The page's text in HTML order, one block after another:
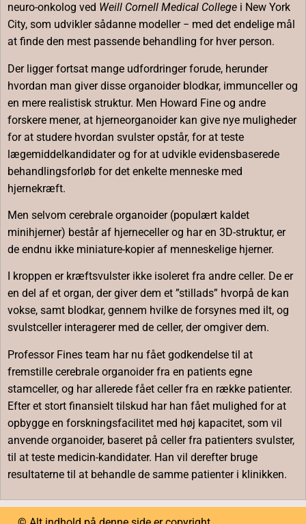
neuro-onkolog ved Weill Cornell Medical College i New York
City, som udvikler sådanne modeller − med det endelige mål
at finde den mest passende behandling for hver person.
Der ligger fortsat mange udfordringer forude, herunder
hvordan man giver disse organoider blodkar, immunceller og
en mere realistisk struktur. Men Howard Fine og andre
forskere mener, at hjerneorganoider kan give nye muligheder
for at studere hvordan svulster opstår, for at teste
lægemiddelkandidater og for at udvikle evidensbaserede
behandlingsforløb for det enkelte menneske med
hjernekræft.
Men selvom cerebrale organoider (populært kaldet
minihjerner) består af hjerneceller og har en 3D-struktur, er
de endnu ikke miniature-kopier af menneskelige hjerner.
I kroppen er kræftsvulster ikke isoleret fra andre celler. De er
en del af et organ, der giver dem et ”stillads” hvorpå de kan
vokse, samt blodkar, gennem hvilke de forsynes med ilt, og
svulstceller interagerer med de celler, der omgiver dem.
Professor Fines team har nu fået godkendelse til at
fremstille cerebrale organoider fra en patients egne
stamceller, og har allerede fået celler fra en række patienter.
Efter et stort finansielt tilskud har han fået mulighed for at
opbygge en forskningsfacilitet med høj kapacitet, som vil
anvende organoider, baseret på celler fra patienters svulster,
til at teste medicin-kandidater. Han vil derefter bruge
resultaterne til at behandle de samme patienter i klinikken.